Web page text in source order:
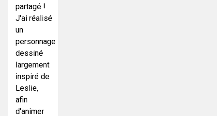
partagé !
J'ai réalisé
un
personnage
dessiné
largement
inspiré de
Leslie,
afin
d'animer